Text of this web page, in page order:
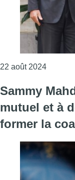
22 août 2024
Sammy
mutuel et à
former la